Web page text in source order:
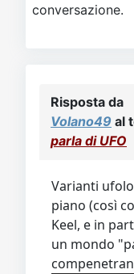
conversazione.
Risposta da
Volano49 al
parla di UFO
Varianti
piano (così
Keel, e in
un mondo